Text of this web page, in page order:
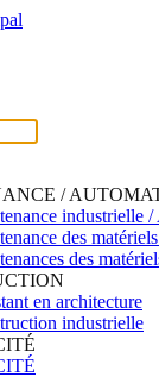
/
industrielle /
des
des
en architecture
industrielle